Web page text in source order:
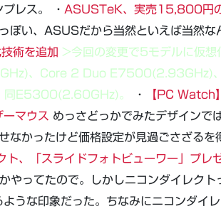
レス。 ・ ASUSTeK、実売15,800円
ぽい、ASUSだから当然といえば当然な
術を追加 >今回の変更で5モデルに仮
、Core 2 Duo E7500(2.93GHz)
E5300(2.60GHz)。
・
【PC Watch
マウス めっさどっかでみたデザインで
なかったけど価格設定が見過ごさざる
ト、「スライドフォトビューワー」プレ
やってたので。しかしニコンダイレク
うな印象だった。ちなみにニコンダイ